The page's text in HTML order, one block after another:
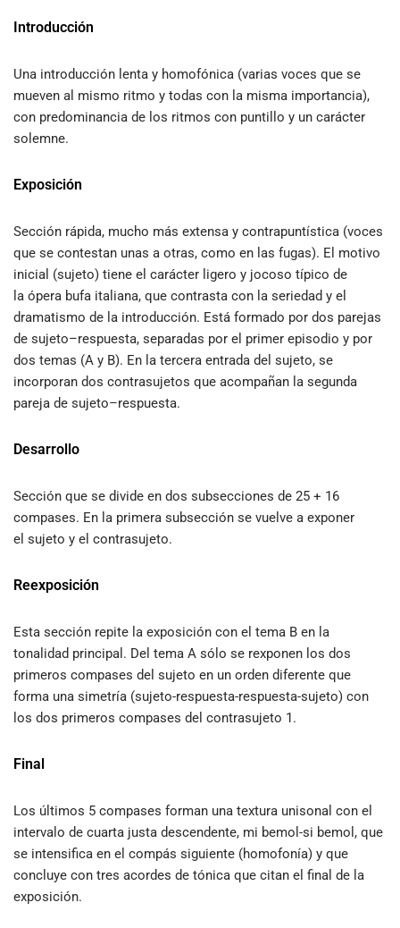
Introducción
Una introducción lenta y homofónica (varias voces que se
mueven al mismo ritmo y todas con la misma importancia),
con predominancia de los ritmos con puntillo y un carácter
solemne.
Exposición
Sección rápida, mucho más extensa y contrapuntística (voces
que se contestan unas a otras, como en las fugas). El motivo
inicial (sujeto) tiene el carácter ligero y jocoso típico de
la ópera bufa italiana, que contrasta con la seriedad y el
dramatismo de la introducción. Está formado por dos parejas
de sujeto–respuesta, separadas por el primer episodio y por
dos temas (A y B). En la tercera entrada del sujeto, se
incorporan dos contrasujetos que acompañan la segunda
pareja de sujeto–respuesta.
Desarrollo
Sección que se divide en dos subsecciones de 25 + 16
compases. En la primera subsección se vuelve a exponer
el sujeto y el contrasujeto.
Reexposición
Esta sección repite la exposición con el tema B en la
tonalidad principal. Del tema A sólo se rexponen los dos
primeros compases del sujeto en un orden diferente que
forma una simetría (sujeto-respuesta-respuesta-sujeto) con
los dos primeros compases del contrasujeto 1.
Final
Los últimos 5 compases forman una textura unisonal con el
intervalo de cuarta justa descendente, mi bemol-si bemol, que
se intensifica en el compás siguiente (homofonía) y que
concluye con tres acordes de tónica que citan el final de la
exposición.